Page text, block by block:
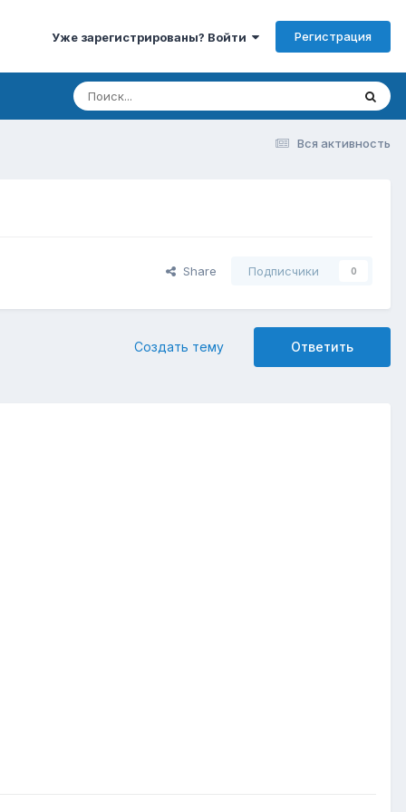
Уже зарегистрированы? Войти Регистрация
Вся активность
Share Подписчики 0
Ответить
Создать тему